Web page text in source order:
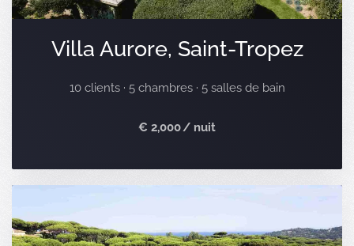
Villa Aurore, Saint-Tropez
10 clients · 5 chambres · 5 salles de bain
€ 2,000 / nuit